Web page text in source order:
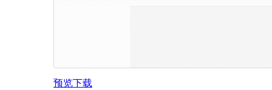
预览下载